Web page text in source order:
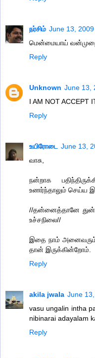
நர்சிம் June 13, 2009
மென்மையாய்
Reply
Unknown June 13,
I AM NOT ACCEPT
Reply
உயிரோடை
June 13,
வாசு,
நன்றாக
உணர்ந்தாலும் செய்ய
//தன்னைத்தானே
உச்சநிலை//
இதை நாம் அனைவரும்
தான் இருக்கின்றோம்.
Reply
akila jwala June
vasu ungalin intha
nibinarai adayalam
Reply